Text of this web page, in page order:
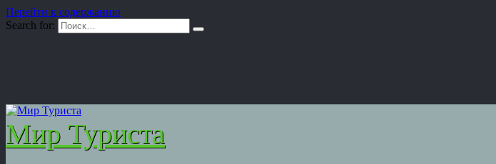
Перейти к содержанию
Search for:
Мир Туриста